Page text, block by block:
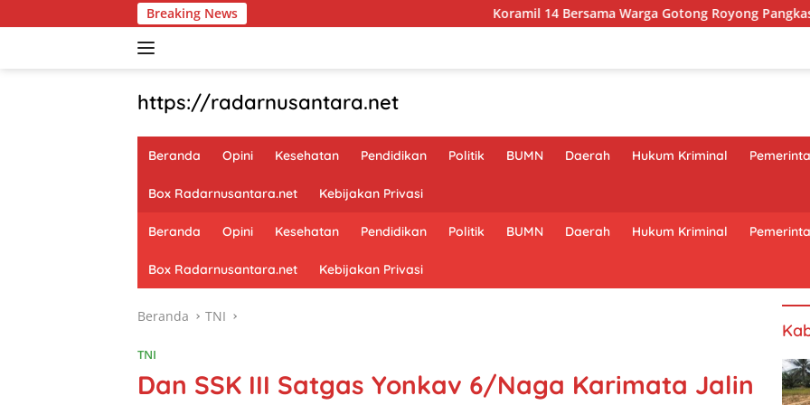
ke
Breaking News Koramil 14 Bersama Warga Gotong Royong Pangkas Pohon
https://radarnusantara.net
Beranda Opini Kesehatan Pendidikan Politik BUMN Daerah Hukum Kriminal
Box Radarnusantara.net Kebijakan Privasi
Beranda Opini Kesehatan Pendidikan Politik BUMN Daerah Hukum Kriminal
Box Radarnusantara.net Kebijakan Privasi
Beranda TNI
TNI
Dan SSK III Satgas Yonkav 6/Naga Karimata Jalin